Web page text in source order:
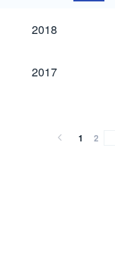
2018
2018
2017
2017
1 2